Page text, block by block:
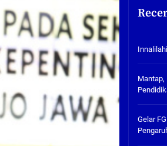
Pansel Dan Minta Ada Pakta Integritas
Mantap,
Gelar